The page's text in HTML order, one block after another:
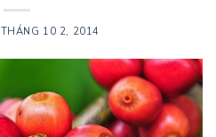
THÁNG 10 2, 2014